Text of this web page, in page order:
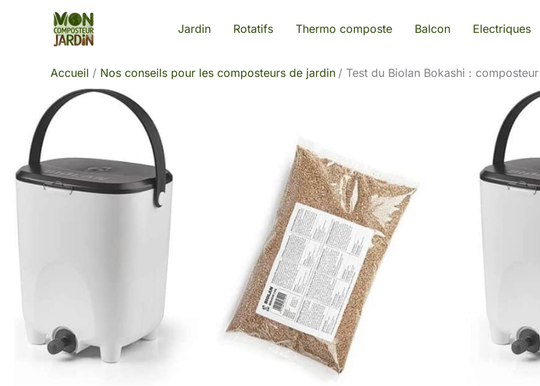
Jardin Rotatifs Thermo composte Balcon Electriques
Accueil Nos conseils pour les composteurs de jardin Test du Biolan Bokashi :